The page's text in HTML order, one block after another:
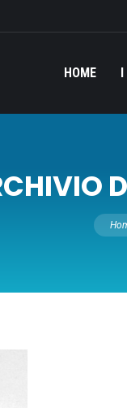
HOME I
Tu sei